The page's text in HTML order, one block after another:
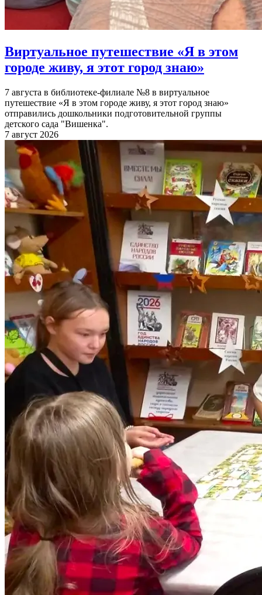
Виртуальное путешествие «Я в этом
городе живу, я этот город знаю»
7 августа в библиотеке-филиале №8 в виртуальное
путешествие «Я в этом городе живу, я этот город знаю»
отправились дошкольники подготовительной группы
детского сада "Вишенка".
7 август 2026